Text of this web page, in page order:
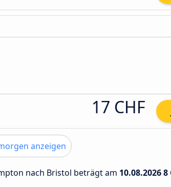
17 CHF
anzeigen
nach Bristol beträgt am 10.08.20268